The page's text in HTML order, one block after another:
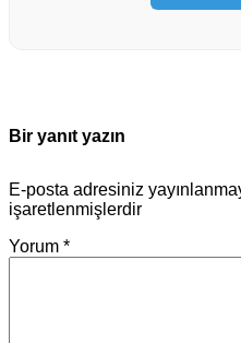
Bir yanıt yazın
E-posta adresiniz
işaretlenmişlerdir
Yorum *